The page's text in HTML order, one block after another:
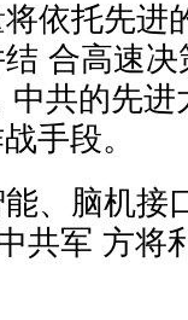
依托先进
合高速
共的先
手段。
、脑机接
共军 方将